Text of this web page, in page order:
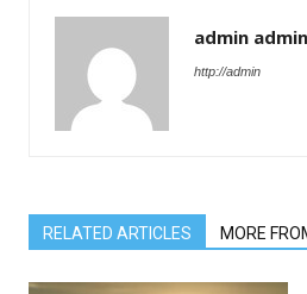
admin admin
http://admin
RELATED ARTICLES MORE